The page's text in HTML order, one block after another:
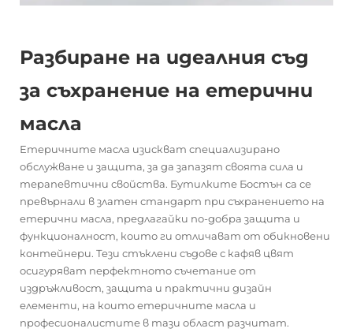
Разбиране на идеалния съд
за съхранение на етерични
масла
Етеричните масла изискват специализирано
обслужване и защита, за да запазят своята сила и
терапевтични свойства. Бутилките Бостън са се
превърнали в златен стандарт при съхранението на
етерични масла, предлагайки по-добра защита и
функционалност, които ги отличават от обикновени
контейнери. Тези стъклени съдове с кафяв цвят
осигуряват перфектното съчетание от
издръжливост, защита и практични дизайн
елементи, на които етеричните масла и
професионалистите в тази област разчитат.